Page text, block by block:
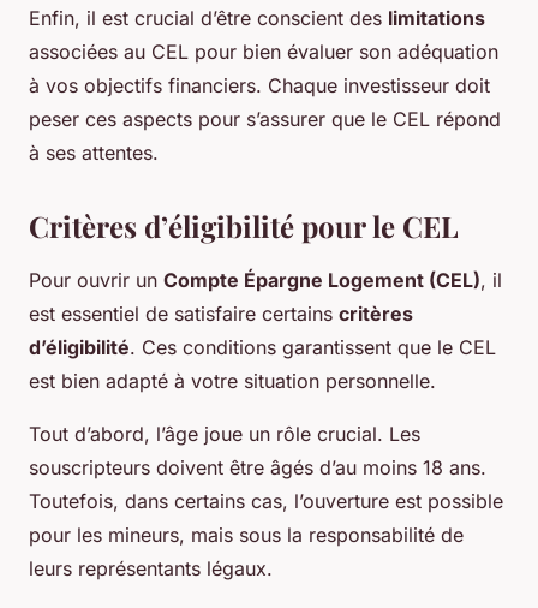
Enfin, il est crucial d’être conscient des limitations
associées au CEL pour bien évaluer son adéquation
à vos objectifs financiers. Chaque investisseur doit
peser ces aspects pour s’assurer que le CEL répond
à ses attentes.
Critères d’éligibilité pour le CEL
Pour ouvrir un Compte Épargne Logement (CEL), il
est essentiel de satisfaire certains critères
d’éligibilité. Ces conditions garantissent que le CEL
est bien adapté à votre situation personnelle.
Tout d’abord, l’âge joue un rôle crucial. Les
souscripteurs doivent être âgés d’au moins 18 ans.
Toutefois, dans certains cas, l’ouverture est possible
pour les mineurs, mais sous la responsabilité de
leurs représentants légaux.